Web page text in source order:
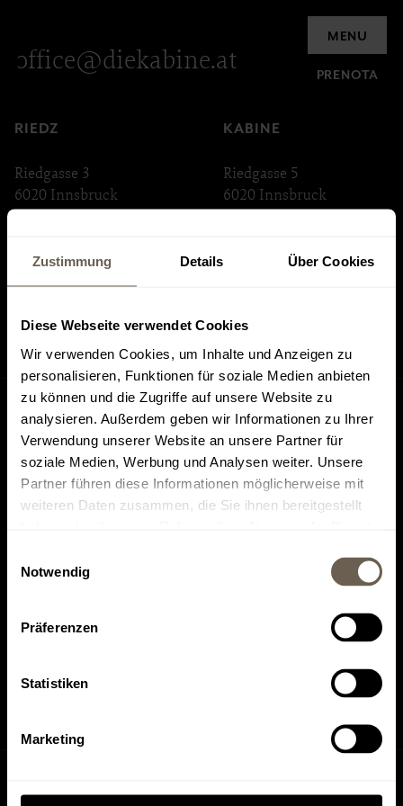
Zustimmung Details Über Cookies
Diese Webseite verwendet Cookies
Wir verwenden Cookies, um Inhalte und Anzeigen zu
personalisieren, Funktionen für soziale Medien anbieten
zu können und die Zugriffe auf unsere Website zu
analysieren. Außerdem geben wir Informationen zu Ihrer
Verwendung unserer Website an unsere Partner für
soziale Medien, Werbung und Analysen weiter. Unsere
Partner führen diese Informationen möglicherweise mit
weiteren Daten zusammen, die Sie ihnen bereitgestellt
Notwendig
Präferenzen
Statistiken
Marketing
MENU
PRENOTA
office@diekabine.at
RIEDZ
Riedgasse 3
6020 Innsbruck
KABINE
Riedgasse 5
6020 Innsbruck
ABSTEIGE
6020 Innsbruck
INNSTRASSE 33
6020 Innsbruck
Il più votato su
Trovateci su
Trovateci su
Richiesta